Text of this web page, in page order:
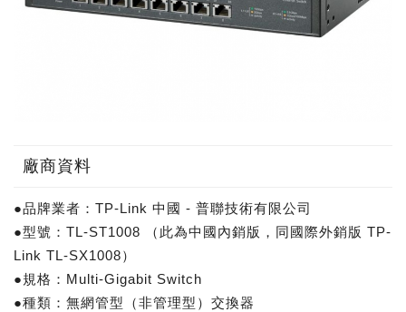
廠商資料
●品牌業者：TP-Link 中國 - 普聯技術有限公司
●型號：TL-ST1008 （此為中國內銷版，同國際外銷版 TP-
Link TL-SX1008）
●規格：Multi-Gigabit Switch
●種類：無網管型（非管理型）交換器